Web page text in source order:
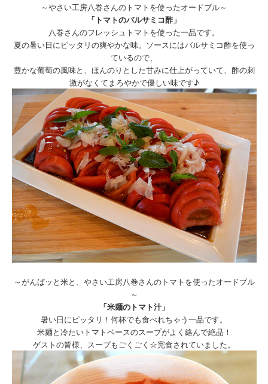
～やさい工房八巻さんのトマトを使ったオードブル～
「トマトのバルサミコ酢」
八巻さんのフレッシュトマトを使った一品です。
夏の暑い日にピッタリの爽やかな味。ソースにはバルサミコ酢を使っ
ているので、
豊かな葡萄の風味と、ほんのりとした甘みに仕上がっていて、酢の刺
激がなくてまろやかで優しい味です♪
～がんばッと米と、やさい工房八巻さんのトマトを使ったオードブル
～
「米麺のトマト汁」
暑い日にピッタリ！何杯でも食べれちゃう一品です。
米麺と冷たいトマトベースのスープがよく絡んで絶品！
ゲストの皆様、スープもごくごく☆完食されていました。